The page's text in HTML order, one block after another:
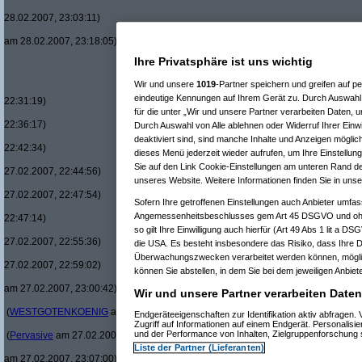
28.02.2007, 23:03:11)
am 28.02.2007, 23:18:05)
22:31:19)
22:36:17)
22:42:34)
27.02.2007, 22:44:56)
27.02.2007, 22:47:54)
22:47:14)
27.02.2007, 22:55:36)
27.02.2007, 22:59:02)
am 27.02.2007, 23:00:42)
(WESTGOTENKOENIG am 27.02.2007, 23:03:58)
(Pervasive am 27.02.2007, 23:04:24)
am 27.02.2007, 23:07:00)
Ihre Privatsphäre ist uns wichtig
Wir und unsere 1019-Partner speichern und greifen auf
eindeutige Kennungen auf Ihrem Gerät zu. Durch
für die unter „Wir und unsere Partner verarbeiten Daten,
Durch Auswahl von Alle ablehnen oder Widerruf Ihrer
deaktiviert sind, sind manche Inhalte und Anzeigen
dieses Menü jederzeit wieder aufrufen, um Ihre
Sie auf den Link Cookie-Einstellungen am unteren Rand
unseres Website. Weitere Informationen finden Sie in
Sofern Ihre getroffenen Einstellungen auch Anbieter
Angemessenheitsbeschlusses gem Art 45 DSGVO und
so gilt Ihre Einwilligung auch hierfür (Art 49 Abs 1 lit a
die USA. Es besteht insbesondere das Risiko, dass Ihre
Überwachungszwecken verarbeitet werden können,
können Sie abstellen, in dem Sie bei dem jeweiligen
Wir und unsere Partner verarbeiten
Endgeräteeigenschaften zur Identifikation aktiv
Zugriff auf Informationen auf einem Endgerät.
und der Performance von Inhalten,
Liste der Partner (Lieferanten)